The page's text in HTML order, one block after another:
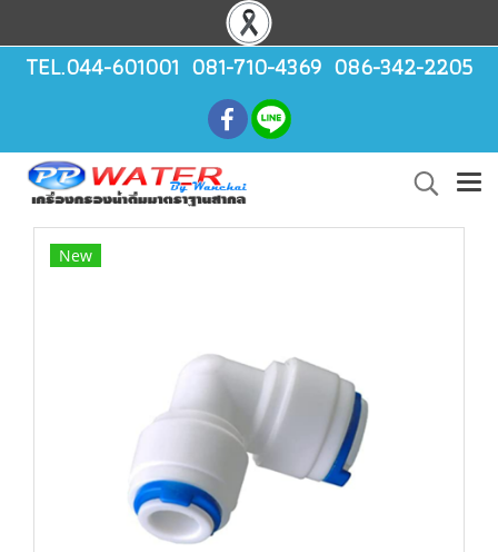
TEL.044-601001 081-710-4369 086-342-2205
New